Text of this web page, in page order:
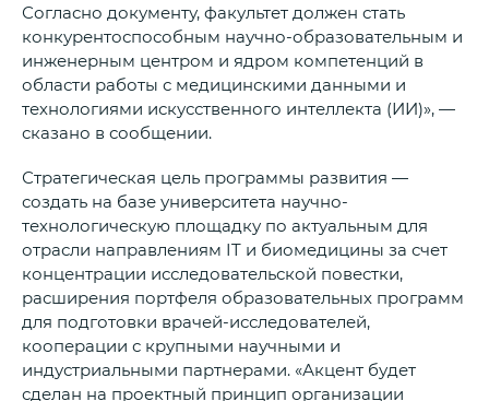
Согласно документу, факультет должен стать
конкурентоспособным научно-образовательным и
инженерным центром и ядром компетенций в
области работы с медицинскими данными и
технологиями искусственного интеллекта (ИИ)», —
сказано в сообщении.
Стратегическая цель программы развития —
создать на базе университета научно-
технологическую площадку по актуальным для
отрасли направлениям IT и биомедицины за счет
концентрации исследовательской повестки,
расширения портфеля образовательных программ
для подготовки врачей-исследователей,
кооперации с крупными научными и
индустриальными партнерами. «Акцент будет
сделан на проектный принцип организации